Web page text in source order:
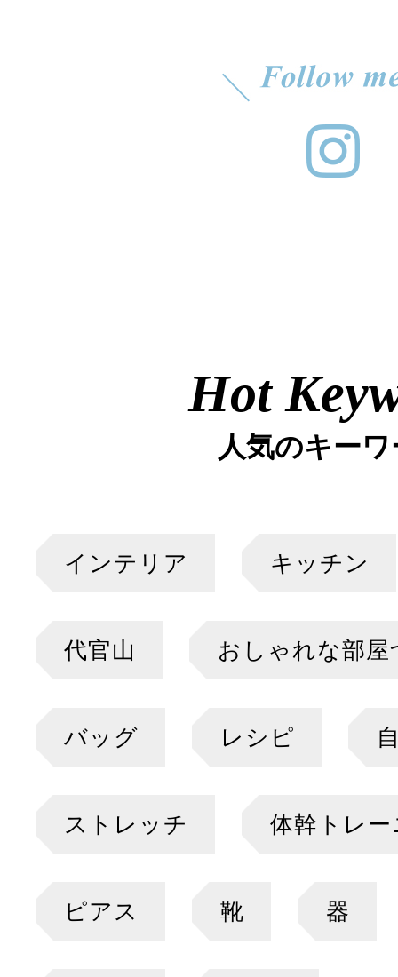
Hot
人気のキー
インテリア キッチン
代官山 おしゃれな部屋
バッグ レシピ
ストレッチ 体幹トレ
ピアス 靴 器